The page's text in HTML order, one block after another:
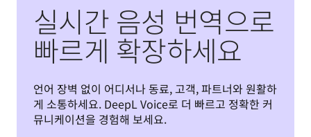
실시간 음성 번역으로
빠르게 확장하세요
언어 장벽 없이 어디서나 동료, 고객, 파트너와 원활하
게 소통하세요. DeepL Voice로 더 빠르고 정확한 커
뮤니케이션을 경험해 보세요.